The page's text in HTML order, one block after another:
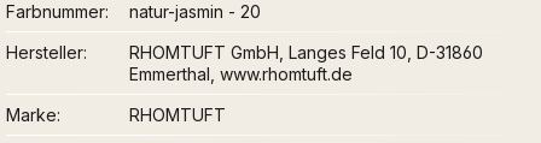
Farbnummer
natur-jasmin - 20
Hersteller
RHOMTUFT GmbH, Langes Feld 10, D-31860
Emmerthal, www.rhomtuft.de
Marke
RHOMTUFT